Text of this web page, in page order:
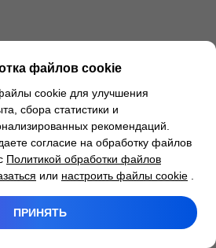
файлов cookie
cookie для улучшения
сбора статистики и
рекомендаций.
согласие на обработку файлов
Политикой обработки файлов
или настроить файлы cookie
ПРИНЯТЬ